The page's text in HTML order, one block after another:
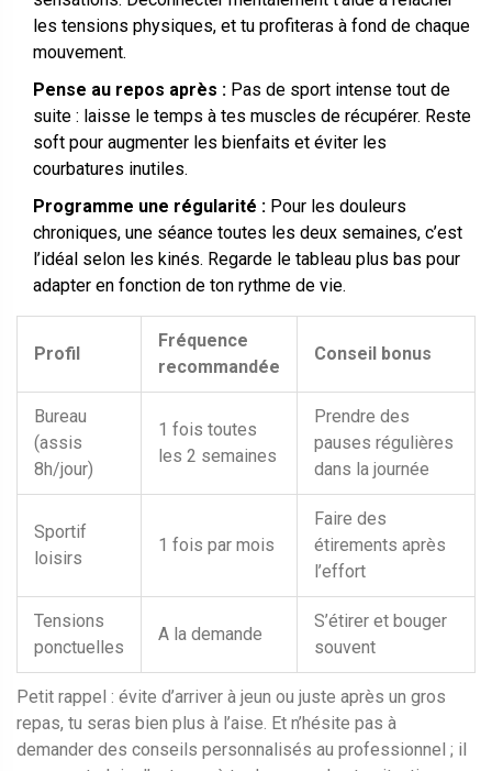
les tensions physiques, et tu profiteras à fond de chaque
mouvement.
Pense au repos après : Pas de sport intense tout de
suite : laisse le temps à tes muscles de récupérer. Reste
soft pour augmenter les bienfaits et éviter les
courbatures inutiles.
Programme une régularité : Pour les douleurs
chroniques, une séance toutes les deux semaines, c’est
l’idéal selon les kinés. Regarde le tableau plus bas pour
adapter en fonction de ton rythme de vie.
Profil
Fréquence
recommandée
Conseil bonus
Bureau
(assis
8h/jour)
1 fois toutes
les 2 semaines
Prendre des
pauses régulières
dans la journée
Sportif
loisirs
1 fois par mois
Faire des
étirements après
l’effort
Tensions
ponctuelles
A la demande
S’étirer et bouger
souvent
Petit rappel : évite d’arriver à jeun ou juste après un gros
repas, tu seras bien plus à l’aise. Et n’hésite pas à
demander des conseils personnalisés au professionnel ; il